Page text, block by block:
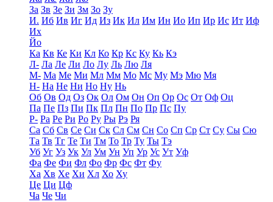
За Зв Зе Зи Зм Зо Зу
И. Иб Ив Иг Ид Из Ик Ил Им Ин Ио Ип Ир Ис Ит Иф
Их
Йо
Ка Кв Ке Ки Кл Ко Кр Кс Ку Кь Кэ
Л- Ла Ле Ли Ло Лу Ль Лю Ля
М- Ма Ме Ми Мл Мм Мо Мс Му Мэ Мю Мя
Н- На Не Ни Но Ну Нь
Об Ов Од Оз Ок Ол Ом Он Оп Ор Ос От Оф Оц
Па Пе Пз Пи Пк Пл Пн По Пр Пс Пу
Р- Ра Ре Ри Ро Ру Ры Рэ Ря
Са Сб Св Се Си Ск Сл См Сн Со Сп Ср Ст Су Сы Сю
Та Тв Тг Те Ти Тм То Тр Ту Ты Тэ
Уб Уг Уз Ук Ул Ум Ун Уп Ур Ус Ут Уф
Фа Фе Фи Фл Фо Фр Фс Фт Фу
Ха Хв Хе Хи Хл Хо Ху
Це Ци Цф
Ча Че Чи